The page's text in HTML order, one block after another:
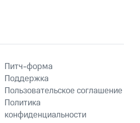
Питч-форма
Поддержка
Пользовательское соглашение
Политика
конфиденциальности